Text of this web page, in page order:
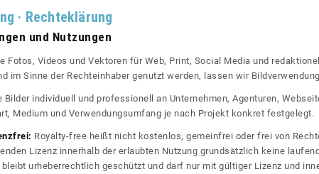
· Rechteklärung
und Nutzungen
Fotos, Videos und Vektoren für Web, Print, Social Media und
im Sinne der Rechteinhaber genutzt werden, lassen wir
individuell und professionell an Unternehmen, Agenturen,
Medium und Verwendungsumfang je nach Projekt konkret festgelegt.
Royalty-free heißt nicht kostenlos, gemeinfrei oder frei von
Lizenz innerhalb der erlaubten Nutzung grundsätzlich keine
urheberrechtlich geschützt und darf nur mit gültiger Lizenz und